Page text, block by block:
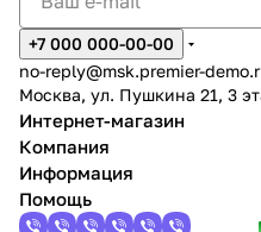
+7 000 000-00-00
no-reply@msk.premier-
Москва, ул. Пушкина 21, 3
Интернет-магазин
Компания
Информация
Помощь